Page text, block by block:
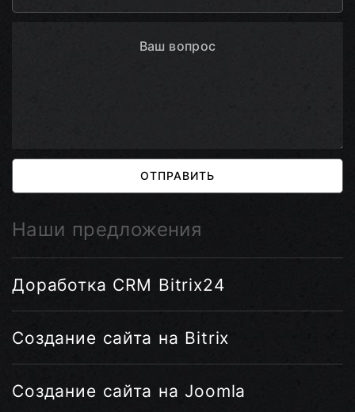
ОТПРАВИТЬ
Наши предложения
Доработка CRM Bitrix24
Создание сайта на Bitrix
Создание сайта на Joomla